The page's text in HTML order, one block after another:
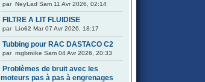
par NeyLad Sam 11 Avr 2026, 02:14
FILTRE A LIT FLUIDISE
par Lio62 Mar 07 Avr 2026, 18:17
Tubbing pour RAC DASTACO C2
par mgbmike Sam 04 Avr 2026, 20:33
Problèmes de bruit avec les
moteurs pas à pas à engrenages